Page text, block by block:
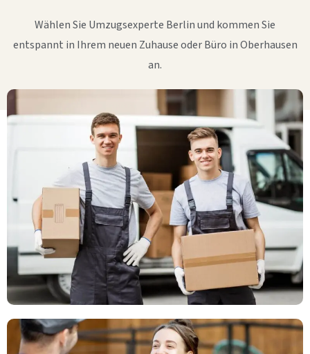
Wählen Sie Umzugsexperte Berlin und kommen Sie
entspannt in Ihrem neuen Zuhause oder Büro in Oberhausen
an.